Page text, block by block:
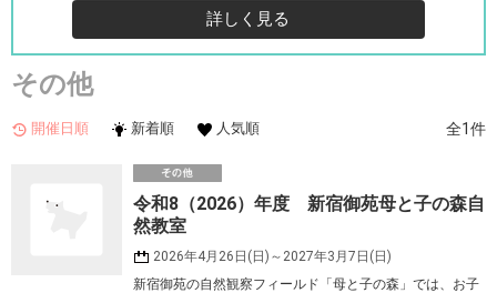
詳しく見る
その他
開催日順 新着順 人気順 全1件
の他
令和8（2026）年度 新宿御苑母と子の森自
然教室
2026年4月26日(日)～2027年3月7日(日)
新宿御苑の自然観察フィールド「母と子の森」では、お子